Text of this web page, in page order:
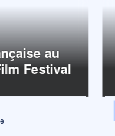
au
Festival